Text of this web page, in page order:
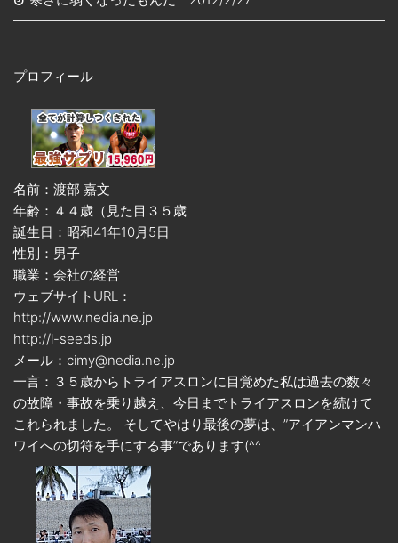
プロフィール
名前：渡部 嘉文
年齢：４４歳（見た目３５歳
誕生日：昭和41年10月5日
性別：男子
職業：会社の経営
ウェブサイトURL：
http://www.nedia.ne.jp
http://l-seeds.jp
メール：cimy@nedia.ne.jp
一言：３５歳からトライアスロンに目覚めた私は過去の数々
の故障・事故を乗り越え、今日までトライアスロンを続けて
これられました。 そしてやはり最後の夢は、”アイアンマンハ
ワイへの切符を手にする事”であります(^^ゞ